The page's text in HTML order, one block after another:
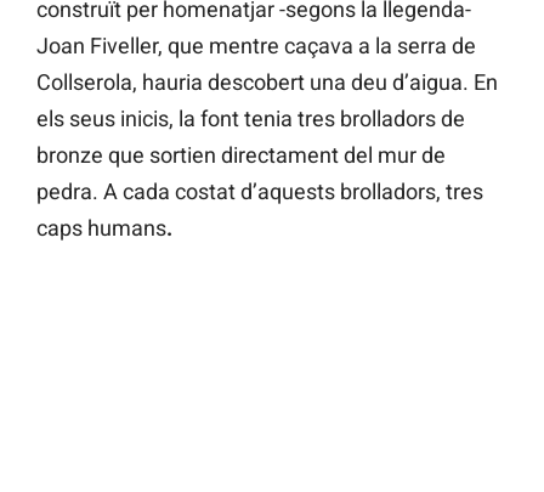
construït per homenatjar -segons la llegenda-
Joan Fiveller, que mentre caçava a la serra de
Collserola, hauria descobert una deu d’aigua. En
els seus inicis, la font tenia tres brolladors de
bronze que sortien directament del mur de
pedra. A cada costat d’aquests brolladors, tres
caps humans.